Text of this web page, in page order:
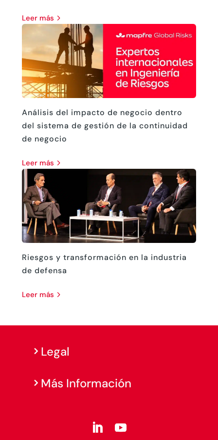
leer más
Análisis del impacto de negocio dentro
del sistema de gestión de la continuidad
de negocio
leer más
Riesgos y transformación en la industria
de defensa
leer más
Legal
Más Información